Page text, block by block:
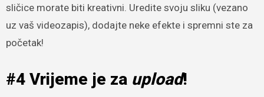
sličice morate biti kreativni. Uredite svoju sliku (vezano
uz vaš videozapis), dodajte neke efekte i spremni ste za
početak!
#4 Vrijeme je za upload!